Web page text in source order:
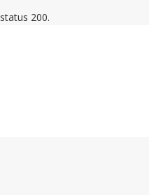
200.